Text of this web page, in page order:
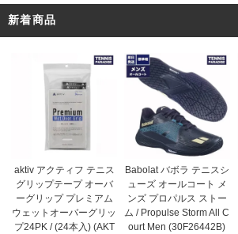
新着商品
aktiv アクティフ テニス
グリップテープ オーバ
ーグリップ プレミアム
ウェットオーバーグリッ
プ24PK / (24本入) (AKT
Babolat バボラ テニスシ
ューズ オールコート メ
ンズ プロパルス ストー
ム / Propulse Storm All C
ourt Men (30F26442B)